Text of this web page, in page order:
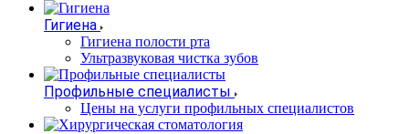
Гигиена
Гигиена полости рта
Ультразвуковая чистка зубов
Профильные специалисты
Цены на услуги профильных специалистов